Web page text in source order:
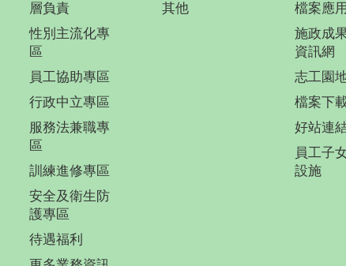
層負責
性別主流化專
區
員工協助專區
行政中立專區
服務法兼職專
區
訓練進修專區
安全及衛生防
護專區
待遇福利
其他
檔案應用
施政成
資訊網
志工園
檔案下
好站連
員工子
設施